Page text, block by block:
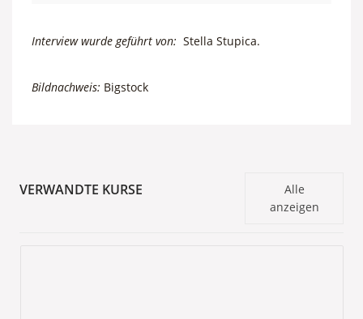
Interview wurde geführt von: Stella Stupica.
Bildnachweis: Bigstock
VERWANDTE KURSE
Alle
anzeigen